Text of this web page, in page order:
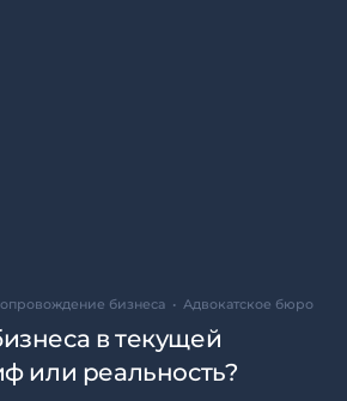
бизнеса Адвокатское бюро
в текущей
или реальность?